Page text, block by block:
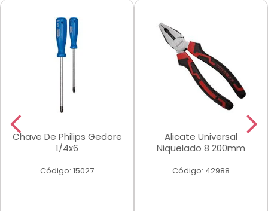
Chave De Philips Gedore
1/4x6
Código: 15027
Alicate Universal
Niquelado 8 200mm
Código: 42988